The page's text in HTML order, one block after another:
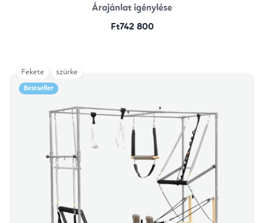
Árajánlat igénylése
Ft742 800
Bestseller
Fekete szürke